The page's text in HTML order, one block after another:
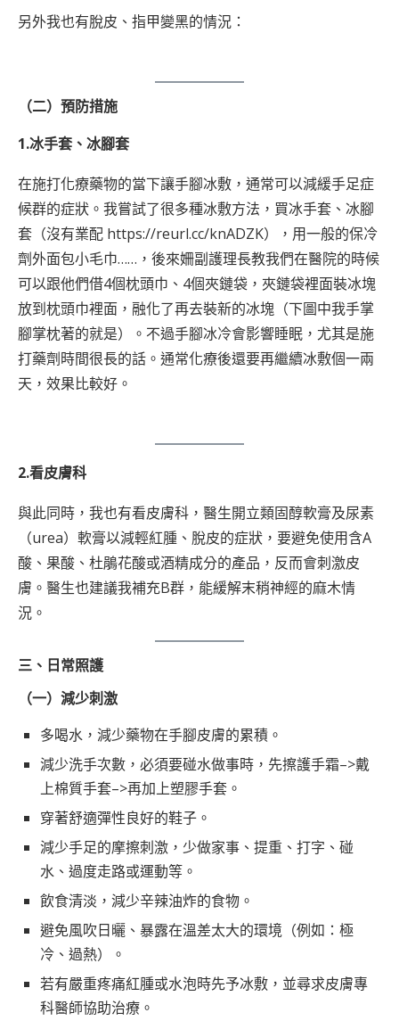
另外我也有脫皮、指甲變黑的情況：
（二）預防措施
1.冰手套、冰腳套
在施打化療藥物的當下讓手腳冰敷，通常可以減緩手足症
候群的症狀。我嘗試了很多種冰敷方法，買冰手套、冰腳
套（沒有業配 https://reurl.cc/knADZK），用一般的保冷
劑外面包小毛巾……，後來姍副護理長教我們在醫院的時候
可以跟他們借4個枕頭巾、4個夾鏈袋，夾鏈袋裡面裝冰塊
放到枕頭巾裡面，融化了再去裝新的冰塊（下圖中我手掌
腳掌枕著的就是）。不過手腳冰冷會影響睡眠，尤其是施
打藥劑時間很長的話。通常化療後還要再繼續冰敷個一兩
天，效果比較好。
2.看皮膚科
與此同時，我也有看皮膚科，醫生開立類固醇軟膏及尿素
（urea）軟膏以減輕紅腫、脫皮的症狀，要避免使用含A
酸、果酸、杜鵑花酸或酒精成分的產品，反而會刺激皮
膚。醫生也建議我補充B群，能緩解末稍神經的麻木情
況。
三、日常照護
（一）減少刺激
多喝水，減少藥物在手腳皮膚的累積。
減少洗手次數，必須要碰水做事時，先擦護手霜–>戴
上棉質手套–>再加上塑膠手套。
穿著舒適彈性良好的鞋子。
減少手足的摩擦刺激，少做家事、提重、打字、碰
水、過度走路或運動等。
飲食清淡，減少辛辣油炸的食物。
避免風吹日曬、暴露在溫差太大的環境（例如：極
冷、過熱）。
若有嚴重疼痛紅腫或水泡時先予冰敷，並尋求皮膚專
科醫師協助治療。